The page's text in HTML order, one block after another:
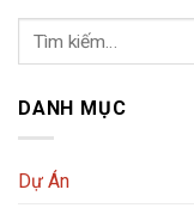
DANH MỤC
Dự Án